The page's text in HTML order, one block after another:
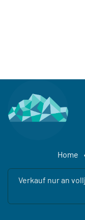
Home
Verkauf nur an